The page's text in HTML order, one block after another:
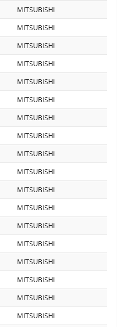
MITSUBISHI
MITSUBISHI
MITSUBISHI
MITSUBISHI
MITSUBISHI
MITSUBISHI
MITSUBISHI
MITSUBISHI
MITSUBISHI
MITSUBISHI
MITSUBISHI
MITSUBISHI
MITSUBISHI
MITSUBISHI
MITSUBISHI
MITSUBISHI
MITSUBISHI
MITSUBISHI